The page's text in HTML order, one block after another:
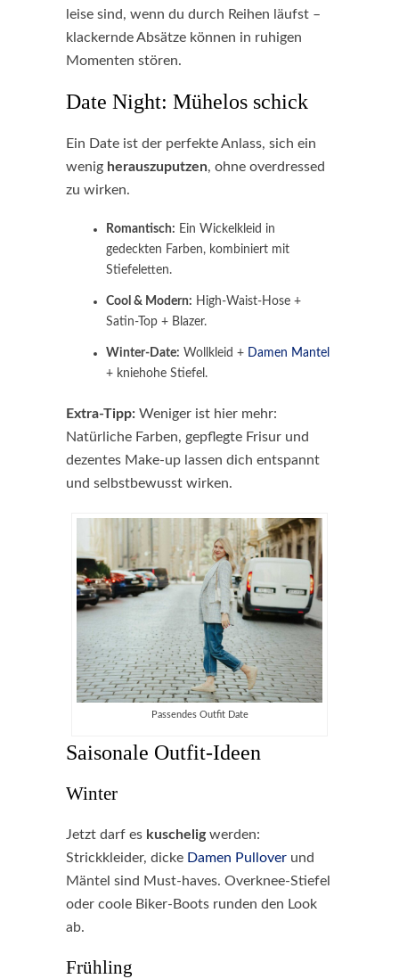
leise sind, wenn du durch Reihen läufst –
klackernde Absätze können in ruhigen
Momenten stören.
Date Night: Mühelos schick
Ein Date ist der perfekte Anlass, sich ein
wenig herauszuputzen, ohne overdressed
zu wirken.
Romantisch: Ein Wickelkleid in
gedeckten Farben, kombiniert mit
Stiefeletten.
Cool & Modern: High-Waist-Hose +
Satin-Top + Blazer.
Winter-Date: Wollkleid + Damen Mantel
+ kniehohe Stiefel.
Extra-Tipp: Weniger ist hier mehr:
Natürliche Farben, gepflegte Frisur und
dezentes Make-up lassen dich entspannt
und selbstbewusst wirken.
Passendes Outfit Date
Saisonale Outfit-Ideen
Winter
Jetzt darf es kuscheligwerden:
Strickkleider, dicke Damen Pullover und
Mäntel sind Must-haves. Overknee-Stiefel
oder coole Biker-Boots runden den Look
ab.
Frühling